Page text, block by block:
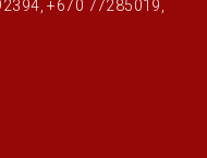
+670 77285019,